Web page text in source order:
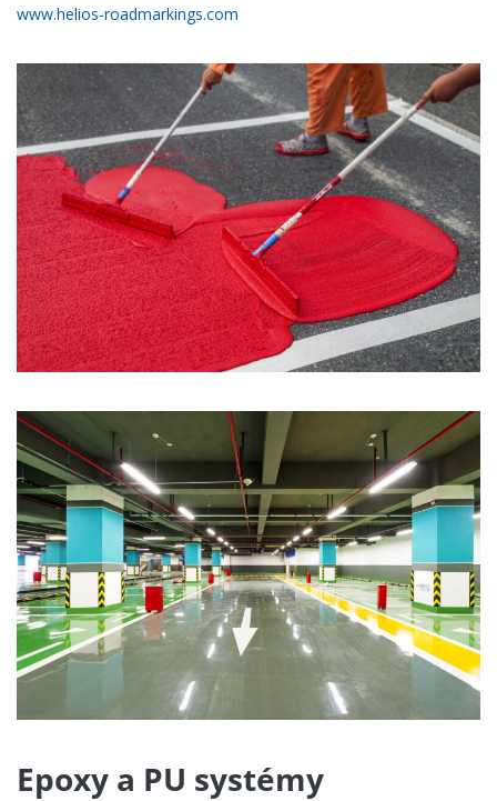
www.helios-roadmarkings.com
Epoxy a PU systémy